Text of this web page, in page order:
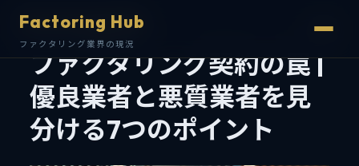
Factoring Hub
ファクタリング業界の現況
Factoring Hub
ファクタリング業界の現況
ファクタリング契約の罠 |
優良業者と悪質業者を見
分ける7つのポイント